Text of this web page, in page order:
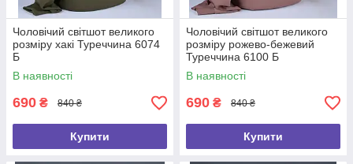
Чоловічий світшот великого
розміру хакі Туреччина 6074
Б
В наявності
690 ₴ 840 ₴
Купити
Чоловічий світшот великого
розміру рожево-бежевий
Туреччина 6100 Б
В наявності
690 ₴ 840 ₴
Купити